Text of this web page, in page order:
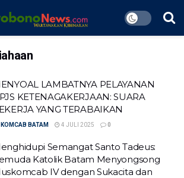
LAMBATNYA PELAYANAN
KETENAGAKERJAAN: SUARA
YANG TERABAIKAN
KOMCAB BATAM 4 JULI 2025 0
Semangat Santo Tadeus:
Katolik Batam Menyongsong
IV dengan Sukacita dan